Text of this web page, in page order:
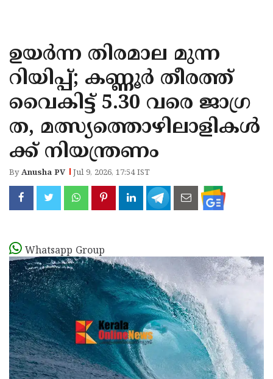
KANNUR
KASARAGOD
ഉയർന്ന തിരമാല മുന്ന
റിയിപ്പ്; കണ്ണൂർ തീരത്ത്
വൈകിട്ട് 5.30 വരെ ജാഗ്ര
ത, മത്സ്യത്തൊഴിലാളികൾ
ക്ക് നിയന്ത്രണം
ByAnusha PV Jul 9, 2026, 17:54 IST
Whatsapp Group